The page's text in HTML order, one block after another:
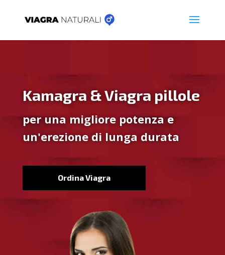
Kamagra & Viagra pillole
per una migliore potenza e
un'erezione di lunga durata
Ordina Viagra